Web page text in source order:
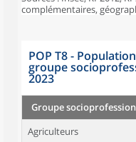
complémentaires,
POP T8 -
groupe
2023
Groupe
Agriculteurs